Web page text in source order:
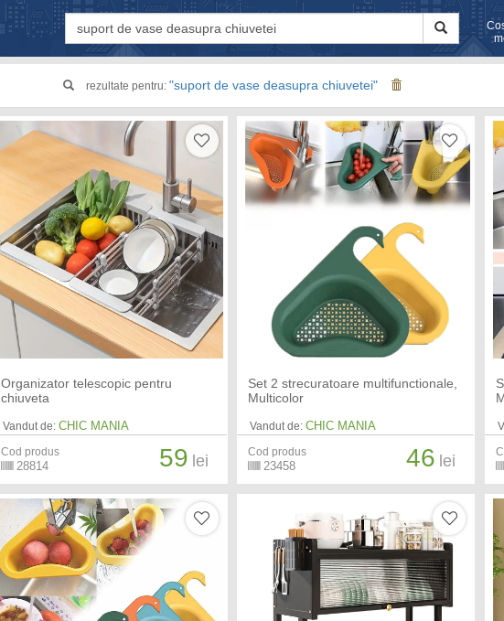
rezultate pentru: "suport de vase deasupra chiuvetei"
Organizator telescopic pentru
chiuveta
Vandut de: CHIC MANIA
Cod produs
28814 59 lei
Set 2 strecuratoare multifunctionale,
Multicolor
Vandut de: CHIC MANIA
Cod produs
23458 46 lei